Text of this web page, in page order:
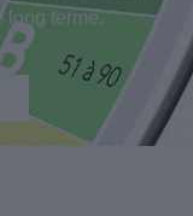
long terme.